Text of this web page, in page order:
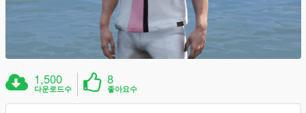
1,500
다운로드수
8
좋아요수